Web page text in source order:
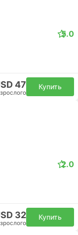
5.0
47 Купить
2.0
32 Купить